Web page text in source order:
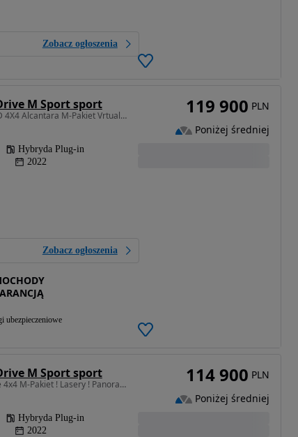
Zobacz ogłoszenia
M Sport sport
1998 cm3 • 292 KM • FULLED 4X4 Alcantara M-Pakiet Vrtual Anbiente NaviProf Shadow 292ps
Hybryda Plug-in
2022
Zobacz ogłoszenia
ubezpieczeniowe
119 900 PLN
Poniżej średniej
M Sport sport
1998 cm3 • 292 KM • X-Drive 4x4 M-Pakiet ! Lasery ! Panorama ! harman/kardon ! Komforty !
Hybryda Plug-in
2022
114 900 PLN
Poniżej średniej